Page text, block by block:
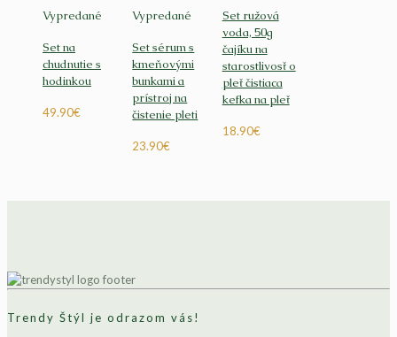
Vypredané
Set na
chudnutie s
hodinkou
49.90€
Vypredané
Set sérum s
kmeňovými
bunkami a
prístroj na
čistenie pleti
23.90€
Set ružová
voda, 50g
čajíku na
starostlivosť o
pleť čistiaca
kefka na pleť
18.90€
Trendy Štýl je odrazom vás!